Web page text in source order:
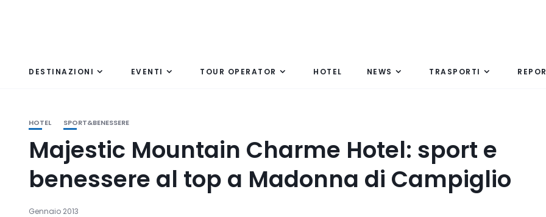
DESTINAZIONI EVENTI TOUR OPERATOR HOTEL NEWS TRASPORTI
HOTEL SPORT&BENESSERE
Majestic Mountain Charme Hotel: sport e
benessere al top a Madonna di Campiglio
Gennaio 2013